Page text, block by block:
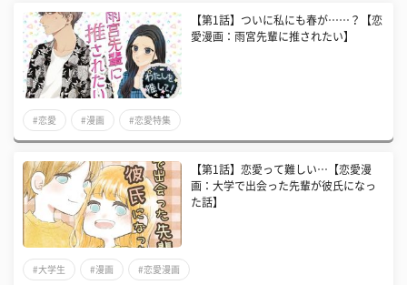
【第1話】ついに私にも春が……？【恋
愛漫画：雨宮先輩に推されたい】
#恋愛 #漫画 #恋愛特集
【第1話】恋愛って難しい…【恋愛漫
画：大学で出会った先輩が彼氏になっ
た話】
#大学生 #漫画 #恋愛漫画